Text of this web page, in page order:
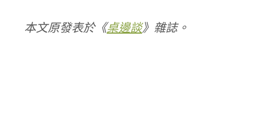
本文原發表於《桌邊談》雜誌。